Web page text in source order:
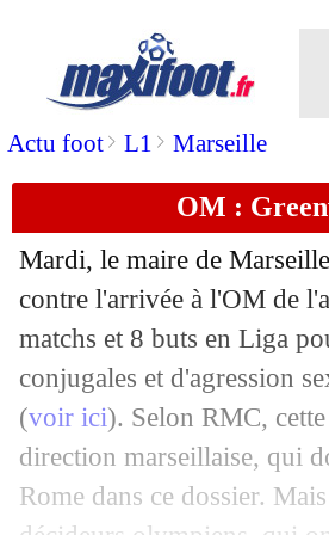
Actu foot> L1 > Marseille
OM :
Mardi, le maire de
contre l'arrivée à l'OM de
matchs et 8 buts en Liga
conjugales et d'agression
(voir ici). Selon RMC,
direction marseillaise, qui
Rome dans ce dossier.
Leipzig : le Barça
11/07 Bayern: accord
11/07 Inter: l'OM pousse
11/07 Pays-Bas :
11/07 Lyon : Bologne suit
11/07 Real: Théo Zidane
11/07 Lyon: Greenwood,